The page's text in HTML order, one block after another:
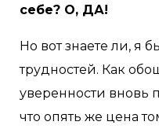
себе? О, ДА!
Но вот знаете ли, я
трудностей. Как
уверенности вновь
что опять же цена